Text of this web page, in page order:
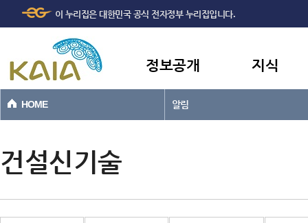
본문바로가기
이 누리집은 대한민국 공식 전자정부 누리집입니다.
정보공개 지식
HOME 알림
건설신기술